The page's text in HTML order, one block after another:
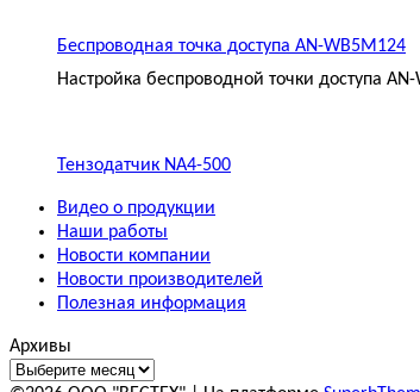
Беспроводная точка доступа AN-WB5M124
Настройка беспроводной точки доступа
Тензодатчик NA4-500
Видео о продукции
Наши работы
Новости компании
Новости производителей
Полезная информация
Архивы